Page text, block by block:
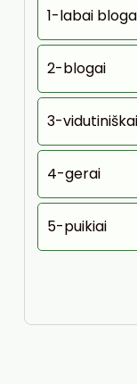
1-labai
2-blogai
3-vidutiniškai
4-gerai
5-puikiai